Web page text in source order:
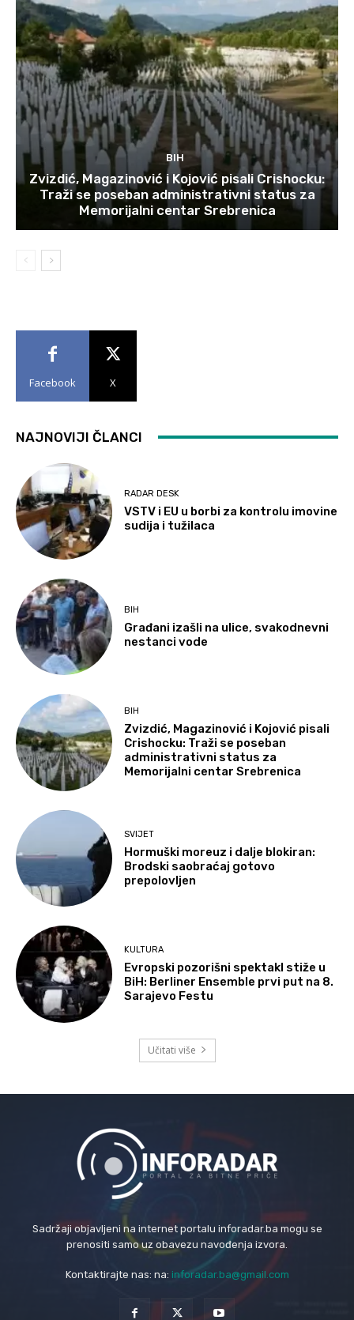
BIH
Zvizdić, Magazinović i Kojović pisali Crishocku:
Traži se poseban administrativni status za
Memorijalni centar Srebrenica
Facebook X
NAJNOVIJI ČLANCI
RADAR DESK
VSTV i EU u borbi za kontrolu imovine
sudija i tužilaca
BIH
Građani izašli na ulice, svakodnevni
nestanci vode
BIH
Zvizdić, Magazinović i Kojović pisali
Crishocku: Traži se poseban
administrativni status za
Memorijalni centar Srebrenica
SVIJET
Hormuški moreuz i dalje blokiran:
Brodski saobraćaj gotovo
prepolovljen
KULTURA
Evropski pozorišni spektakl stiže u
BiH: Berliner Ensemble prvi put na 8.
Sarajevo Festu
Učitati više
Sadržaji objavljeni na internet portalu inforadar.ba mogu se
prenositi samo uz obavezu navođenja izvora.
Kontaktirajte nas: na: inforadar.ba@gmail.com